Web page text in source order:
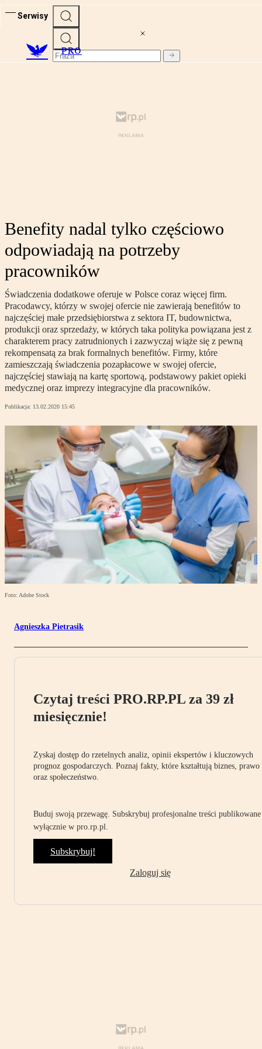
Serwisy
PRO
Benefity nadal tylko częściowo
odpowiadają na potrzeby
pracowników
Świadczenia dodatkowe oferuje w Polsce coraz więcej firm.
Pracodawcy, którzy w swojej ofercie nie zawierają benefitów to
najczęściej małe przedsiębiorstwa z sektora IT, budownictwa,
produkcji oraz sprzedaży, w których taka polityka powiązana jest z
charakterem pracy zatrudnionych i zazwyczaj wiąże się z pewną
rekompensatą za brak formalnych benefitów. Firmy, które
zamieszczają świadczenia pozapłacowe w swojej ofercie,
najczęściej stawiają na kartę sportową, podstawowy pakiet opieki
medycznej oraz imprezy integracyjne dla pracowników.
Publikacja: 13.02.2020 15:45
Foto: Adobe Stock
Agnieszka Pietrasik
Czytaj treści PRO.RP.PL za 39 zł
miesięcznie!
Zyskaj dostęp do rzetelnych analiz, opinii ekspertów i kluczowych
prognoz gospodarczych. Poznaj fakty, które kształtują biznes, prawo
oraz społeczeństwo.
Buduj swoją przewagę. Subskrybuj profesjonalne treści publikowane
wyłącznie w pro.rp.pl.
Subskrybuj!
Zaloguj się